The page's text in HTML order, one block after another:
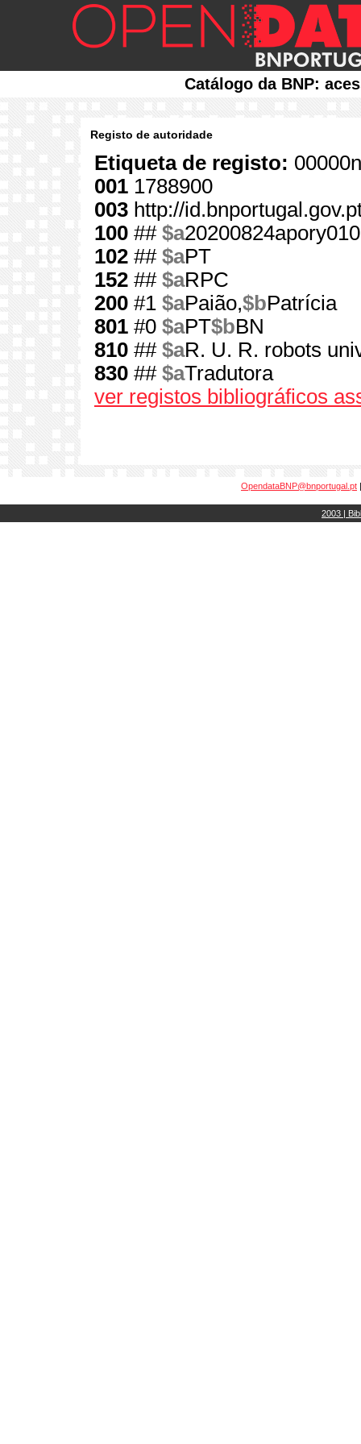
Catálogo da BNP:
Registo de autoridade
Etiqueta de registo:
001 1788900
003 http://
100 ## $a
102 ## $aPT
152 ## $aRPC
200 #1 $aPaião,$bPatrícia
801 #0 $aPT$bBN
810 ## $aR. U. R. robots
830 ## $aTradutora
ver registos bibliográficos
OpendataBNP@bnportugal.pt
2003 |